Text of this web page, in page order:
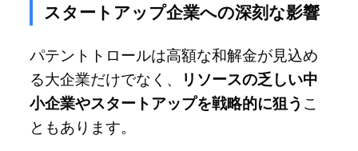
スタートアップ企業への深刻な影響
パテントトロールは高額な和解金が見込め
る大企業だけでなく、
リソースの乏しい中
小企業やスタートアップを戦略的に狙う こ
ともあります。